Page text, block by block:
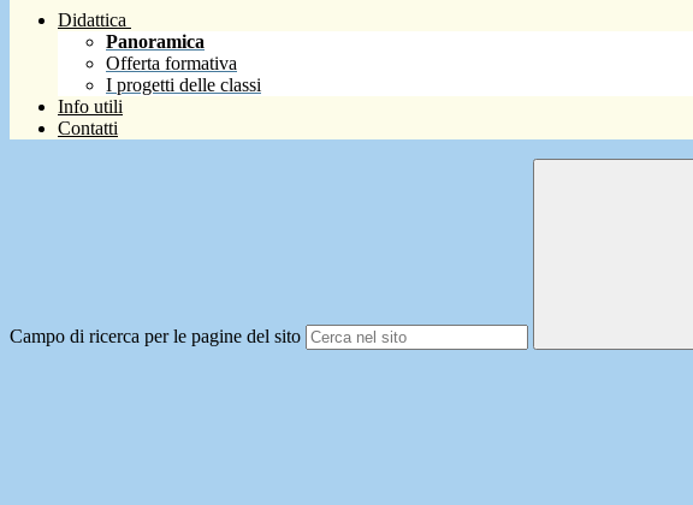
Didattica
Panoramica
Offerta formativa
I progetti delle classi
Info utili
Contatti
Campo di ricerca per le pagine del sito